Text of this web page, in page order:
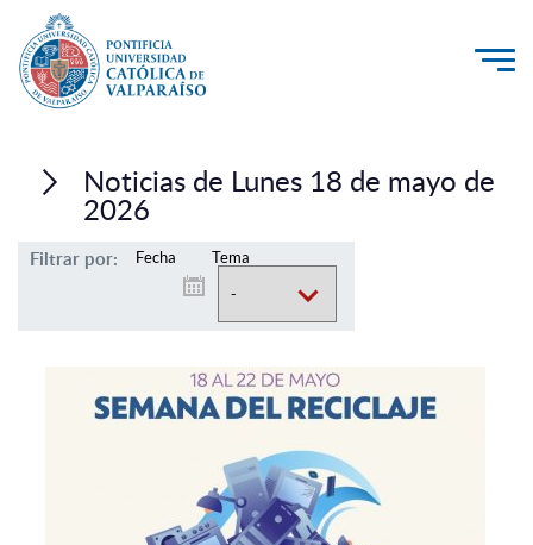
Investigación, Creación e Innovación
Vinculación con el Medio
Pregrado
Noticias de Lunes 18 de mayo de
2026
Filtrar por: Fecha Tema